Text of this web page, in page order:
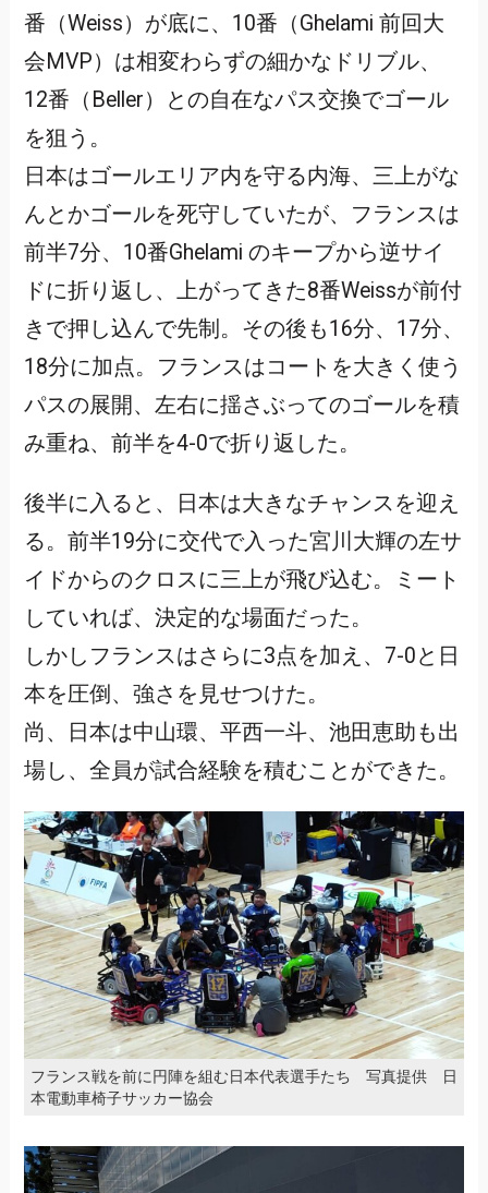
番（Weiss）が底に、10番（Ghelami 前回大
会MVP）は相変わらずの細かなドリブル、
12番（Beller）との自在なパス交換でゴール
を狙う。
日本はゴールエリア内を守る内海、三上がな
んとかゴールを死守していたが、フランスは
前半7分、10番Ghelami のキープから逆サイ
ドに折り返し、上がってきた8番Weissが前付
きで押し込んで先制。その後も16分、17分、
18分に加点。フランスはコートを大きく使う
パスの展開、左右に揺さぶってのゴールを積
み重ね、前半を4-0で折り返した。
後半に入ると、日本は大きなチャンスを迎え
る。前半19分に交代で入った宮川大輝の左サ
イドからのクロスに三上が飛び込む。ミート
していれば、決定的な場面だった。
しかしフランスはさらに3点を加え、7-0と日
本を圧倒、強さを見せつけた。
尚、日本は中山環、平西一斗、池田恵助も出
場し、全員が試合経験を積むことができた。
フランス戦を前に円陣を組む日本代表選手たち 写真提供 日
本電動車椅子サッカー協会